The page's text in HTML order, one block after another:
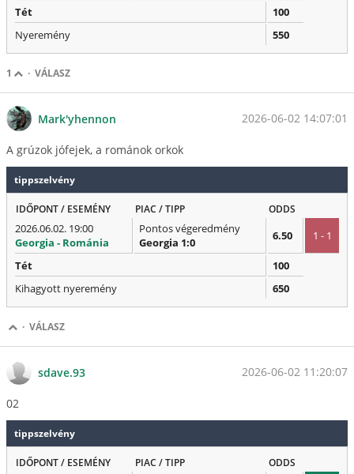
Tét
100
Nyeremény
550
1 · VÁLASZ
Mark'yhennon 2026-06-02 14:07:01
A grúzok jófejek, a románok orkok
tippszelvény
IDŐPONT / ESEMÉNY PIAC / TIPP ODDS
2026.06.02. 19:00
Georgia - Románia
Pontos végeredmény
Georgia 1:0
6.50 1 - 1
Tét
100
Kihagyott nyeremény
650
· VÁLASZ
sdave.93 2026-06-02 11:20:07
02
tippszelvény
IDŐPONT / ESEMÉNY PIAC / TIPP ODDS